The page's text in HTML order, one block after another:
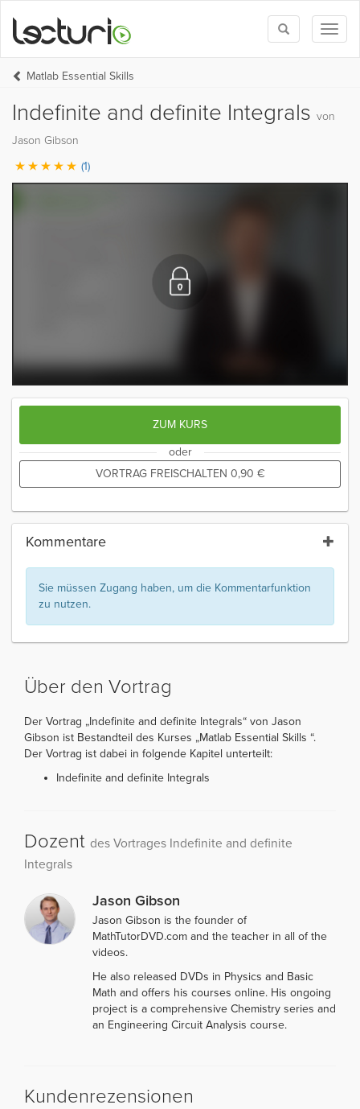
Toggle
search
Matlab Essential Skills
Indefinite and definite Integrals von
Jason Gibson
(1)
ZUM KURS
oder
VORTRAG FREISCHALTEN 0,90 €
Kommentare
Sie müssen Zugang haben, um die Kommentarfunktion
zu nutzen.
Über den Vortrag
Der Vortrag „Indefinite and definite Integrals“ von Jason
Gibson ist Bestandteil des Kurses „Matlab Essential Skills “.
Der Vortrag ist dabei in folgende Kapitel unterteilt:
Indefinite and definite Integrals
Dozent des Vortrages Indefinite and definite
Integrals
Jason Gibson
Jason Gibson is the founder of
MathTutorDVD.com and the teacher in all of the
videos.
He also released DVDs in Physics and Basic
Math and offers his courses online. His ongoing
project is a comprehensive Chemistry series and
an Engineering Circuit Analysis course.
Kundenrezensionen